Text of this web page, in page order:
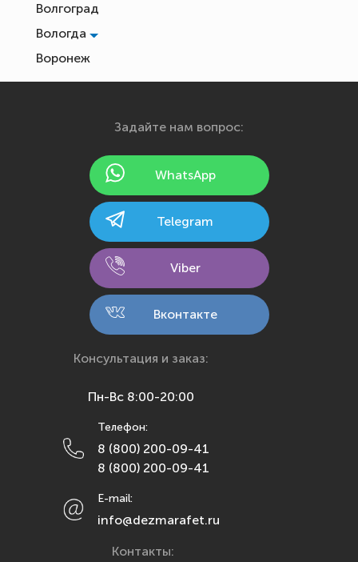
Волгоград
Вологда
Воронеж
Екатеринбург
Йошкар-Ола
Калининград
Кемерово
Кострома
Краснодар
Красноярск
Махачкала
Москва
Набережные Челны
Нижний Новгород
Новосибирск
Задайте нам вопрос:
WhatsApp
Telegram
Viber
Вконтакте
Консультация и заказ:
Пн-Вс 8:00-20:00
Телефон:
8 (800) 200-09-41
8 (800) 200-09-41
E-mail:
info@dezmarafet.ru
Контакты: